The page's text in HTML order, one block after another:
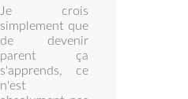
Je crois
simplement que
de devenir
parent ça
s'apprends, ce
n'est